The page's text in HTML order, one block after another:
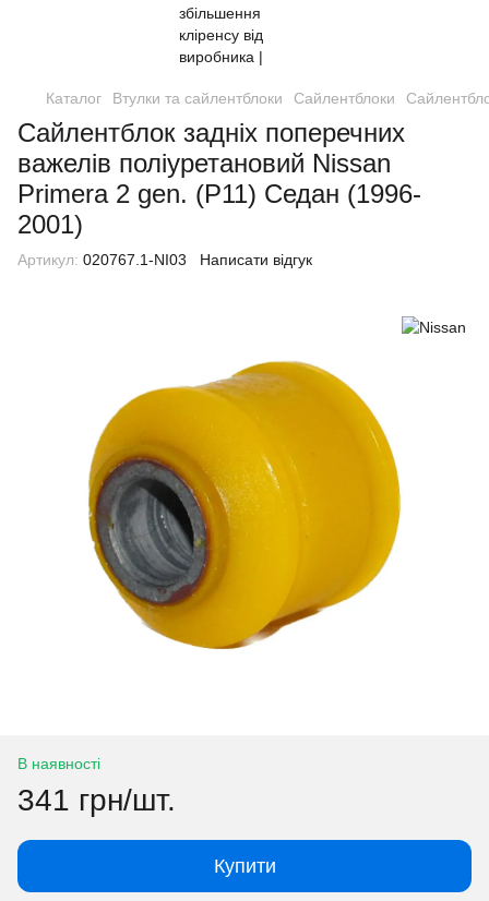
Каталог Втулки та сайлентблоки Сайлентблоки
Сайлентблок задніх поперечних
важелів поліуретановий Nissan
Primera 2 gen. (P11) Седан (1996-
2001)
Артикул: 020767.1-NI03 Написати відгук
В наявності
341 грн/шт.
Купити